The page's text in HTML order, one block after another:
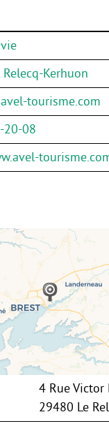
Kerhuon
tourisme.com
20-08
4 Rue Victor
29480 Le